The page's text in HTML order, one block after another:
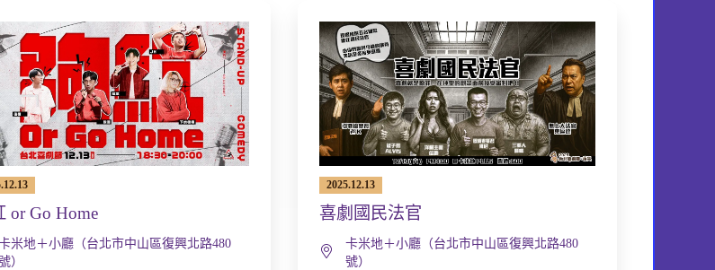
or Go Home
米地＋小廳（台北市中山區復興北路480
）
2025.12.13
喜劇國民法官
卡米地＋小廳（台北市中山區復興北路480
號）